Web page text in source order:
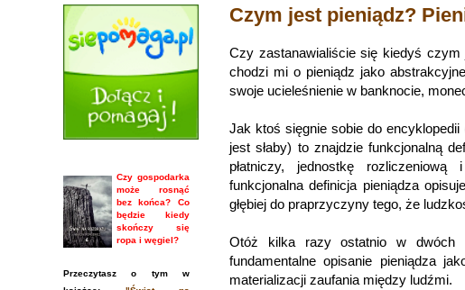
Czym jest pieniądz?
Czy zastanawialiście się kiedyś czym
chodzi mi o pieniądz jako
swoje ucieleśnienie w banknocie,
Jak ktoś sięgnie sobie do
jest słaby) to znajdzie funkcjonalną
płatniczy, jednostkę
funkcjonalna definicja pieniądza
głębiej do praprzyczyny tego, że
Otóż kilka razy ostatnio w dwóch
fundamentalne opisanie pieniądza
materializacji zaufania między ludźmi.
Czy gospodarka
może rosnąć
bez końca? Co
będzie kiedy
skończy się
ropa i węgiel?
Przeczytasz o tym w